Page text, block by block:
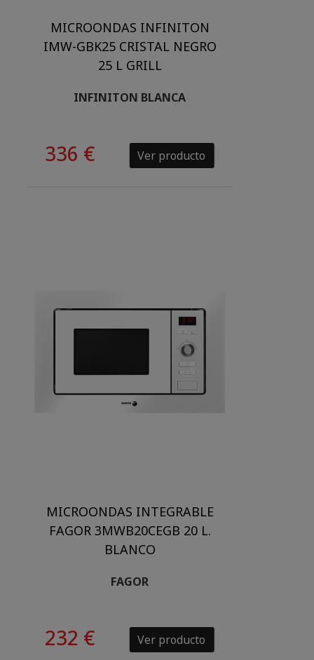
MICROONDAS INFINITON
IMW-GBK25 CRISTAL NEGRO
25 L GRILL
INFINITON BLANCA
336 € Ver producto
MICROONDAS INTEGRABLE
FAGOR 3MWB20CEGB 20 L.
BLANCO
FAGOR
232 € Ver producto